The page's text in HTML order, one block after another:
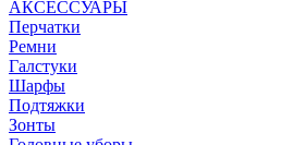
АКСЕССУАРЫ
Перчатки
Ремни
Галстуки
Шарфы
Подтяжки
Зонты